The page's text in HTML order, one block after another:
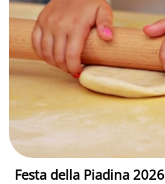
Festa della Piadina 2026